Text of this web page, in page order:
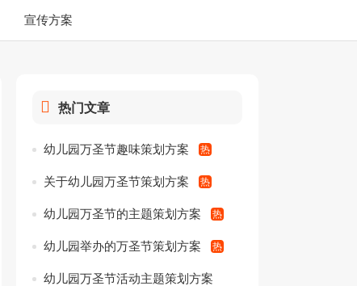
宣传方案
热门文章
幼儿园万圣节趣味策划方案
关于幼儿园万圣节策划方案
幼儿园万圣节的主题策划方案
幼儿园举办的万圣节策划方案
幼儿园万圣节活动主题策划方案